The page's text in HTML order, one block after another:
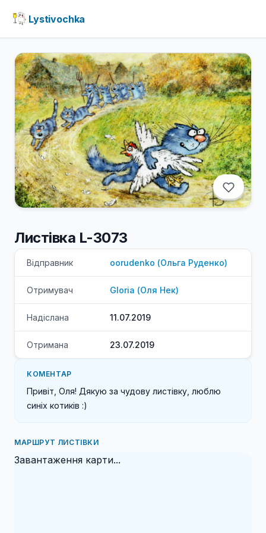
Lystivochka
Листівка L-3073
Відправник oorudenko (Ольга Руденко)
Отримувач Gloria (Оля Нек)
Надіслана 11.07.2019
Отримана 23.07.2019
КОМЕНТАР
Привіт, Оля! Дякую за чудову листівку, люблю
синіх котиків :)
МАРШРУТ ЛИСТІВКИ
Завантаження карти...